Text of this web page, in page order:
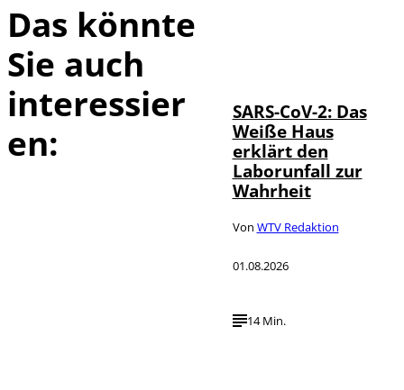
Das könnte
Sie auch
interessier
en:
SARS-CoV-2: Das
Weiße Haus
erklärt den
Laborunfall zur
Wahrheit
Von WTV Redaktion
01.08.2026
14 Min.